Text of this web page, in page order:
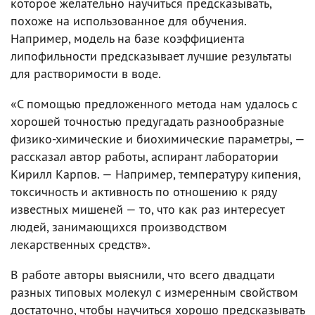
похоже на использованное для обучения.
Например, модель на базе коэффициента
липофильности предсказывает лучшие результаты
для растворимости в воде.
«С помощью предложенного метода нам удалось с
хорошей точностью предугадать разнообразные
физико-химические и биохимические параметры, —
рассказал автор работы, аспирант лаборатории
Кирилл Карпов. — Например, температуру кипения,
токсичность и активность по отношению к ряду
известных мишеней — то, что как раз интересует
людей, занимающихся производством
лекарственных средств».
В работе авторы выяснили, что всего двадцати
разных типовых молекул с измеренным свойством
достаточно, чтобы научиться хорошо предсказывать